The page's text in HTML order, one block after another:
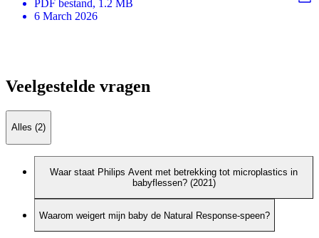
PDF bestand, 1.2 MB
6 March 2026
Veelgestelde vragen
Alles (2)
Waar staat Philips Avent met betrekking tot microplastics in
babyflessen? (2021)
Waarom weigert mijn baby de Natural Response-speen?